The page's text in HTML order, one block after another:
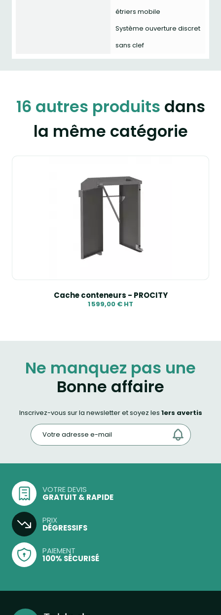
étriers mobile
Système ouverture discret
sans clef
16 autres produits dans
la même catégorie
Cache conteneurs - PROCITY
1 599,00 € HT
Ne manquez pas une
Bonne affaire
Inscrivez-vous sur la newsletter et soyez les 1ers avertis
VOTRE DEVIS
GRATUIT & RAPIDE
PRIX
DÉGRESSIFS
PAIEMENT
100% SÉCURISÉ